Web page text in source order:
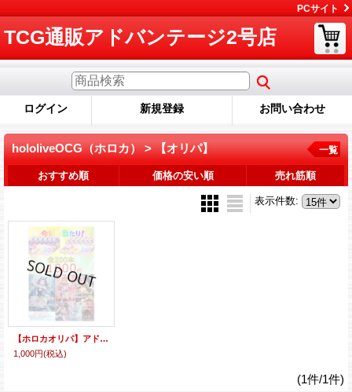
PCサイト
TCG通販アドバンテージ2号店
ログイン 新規登録 お問い合わせ
hololiveOCG（ホロカ） > 【オリパ】 一覧
おすすめ順 価格の安い順 売れ筋順
表示件数:
【ホロカオリパ】アドのホロカオリパ 当たりはカートン！！【1本1000円 全200本】
1,000円(税込)
(1件/1件)